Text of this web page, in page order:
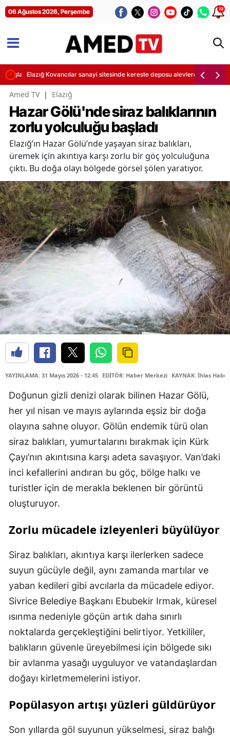
06 Ağustos 2026, Perşembe 12
Elazığ Kovancılar sanayi sitesinde kereste deposu alevlere teslim oldu
Amed TV | Elazığ
Hazar Gölü'nde siraz balıklarının
zorlu yolculuğu başladı
Elazığ’ın Hazar Gölü’nde yaşayan siraz balıkları,
üremek için akıntıya karşı zorlu bir göç yolculuğuna
çıktı. Bu doğa olayı bölgede görsel şölen yaratıyor.
YAYINLAMA: 31 Mayıs 2026 - 12:45 EDİTÖR: Haber Merkezi KAYNAK: İhlas
Doğunun gizli denizi olarak bilinen Hazar Gölü,
her yıl nisan ve mayıs aylarında eşsiz bir doğa
olayına sahne oluyor. Gölün endemik türü olan
siraz balıkları, yumurtalarını bırakmak için Kürk
Çayı’nın akıntısına karşı adeta savaşıyor. Van’daki
inci kefallerini andıran bu göç, bölge halkı ve
turistler için de merakla beklenen bir görüntü
oluşturuyor.
Zorlu mücadele izleyenleri büyülüyor
Siraz balıkları, akıntıya karşı ilerlerken sadece
suyun gücüyle değil, aynı zamanda martılar ve
yaban kedileri gibi avcılarla da mücadele ediyor.
Sivrice Belediye Başkanı Ebubekir Irmak, küresel
ısınma nedeniyle göçün artık daha sınırlı
noktalarda gerçekleştiğini belirtiyor. Yetkililer,
balıkların güvenle üreyebilmesi için bölgede sıkı
bir avlanma yasağı uyguluyor ve vatandaşlardan
doğayı kirletmemelerini istiyor.
Popülasyon artışı yüzleri güldürüyor
Son yıllarda göl suyunun yükselmesi, siraz balığı